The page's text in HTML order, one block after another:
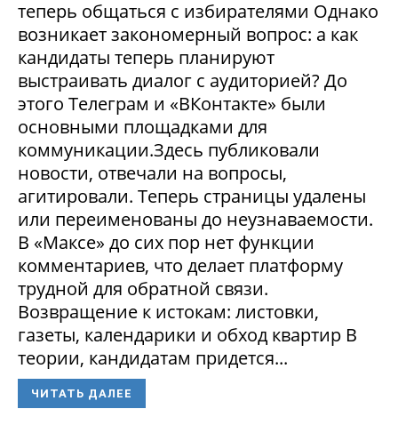
теперь общаться с избирателями Однако
возникает закономерный вопрос: а как
кандидаты теперь планируют
выстраивать диалог с аудиторией? До
этого Телеграм и «ВКонтакте» были
основными площадками для
коммуникации.Здесь публиковали
новости, отвечали на вопросы,
агитировали. Теперь страницы удалены
или переименованы до неузнаваемости.
В «Максе» до сих пор нет функции
комментариев, что делает платформу
трудной для обратной связи.
Возвращение к истокам: листовки,
газеты, календарики и обход квартир В
теории, кандидатам придется...
ЧИТАТЬ ДАЛЕЕ